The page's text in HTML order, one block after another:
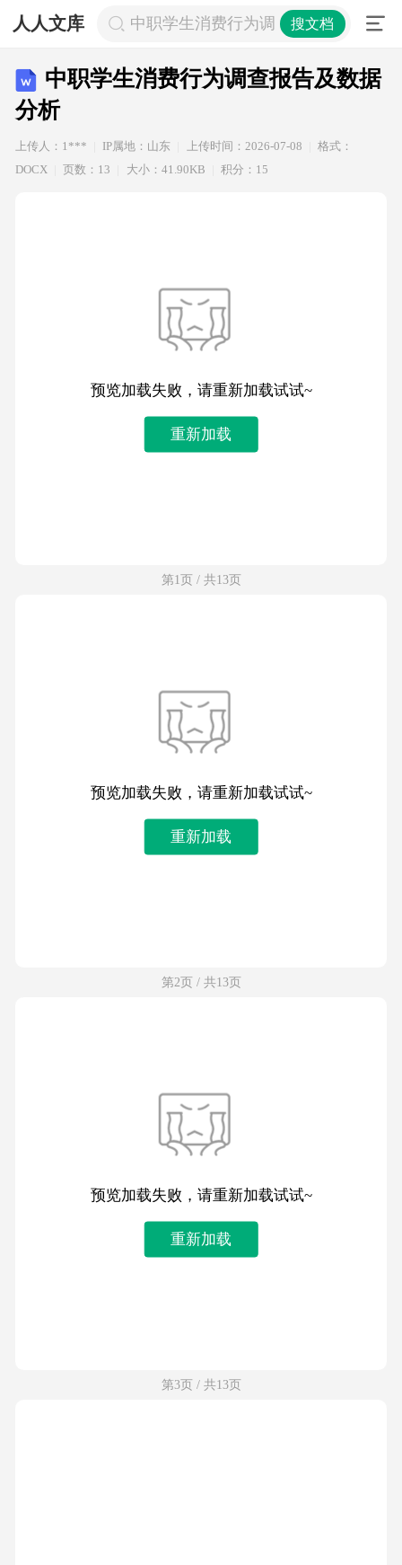
人人文库 中职学生消费行为调查报告及数据分
搜文档
中职学生消费行为调查报告及数据
分析
上传人：1*** IP属地：山东 上传时间：2026-07-08
格式：
DOCX
页数：13 大小：41.90KB 积分：15
预览加载失败，请重新加载试试~
重新加载
第1页 / 共13页
预览加载失败，请重新加载试试~
重新加载
第2页 / 共13页
预览加载失败，请重新加载试试~
重新加载
第3页 / 共13页